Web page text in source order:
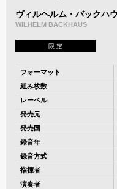
ヴィルヘルム・バックハ
WILHELM BACKHAUS
限 定
フォーマット
組み枚数
レーベル
発売元
発売国
録音年
録音方式
指揮者
演奏者